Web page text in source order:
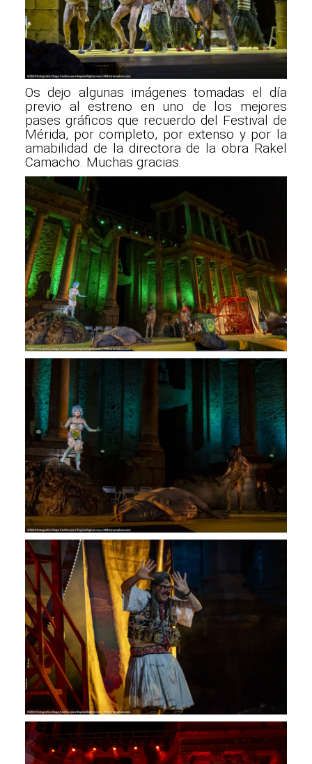
Os dejo algunas imágenes tomadas el día
previo al estreno en uno de los mejores
pases gráficos que recuerdo del Festival de
Mérida, por completo, por extenso y por la
amabilidad de la directora de la obra Rakel
Camacho. Muchas gracias.